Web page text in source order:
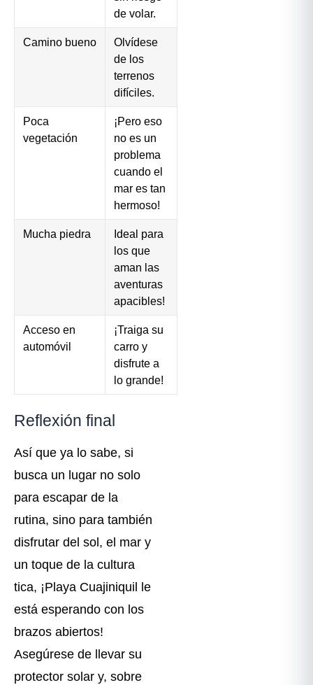
de volar.
Camino bueno
Olvídese
de los
terrenos
difíciles.
Poca
vegetación
¡Pero eso
no es un
problema
cuando el
mar es tan
hermoso!
Mucha piedra
Ideal para
los que
aman las
aventuras
apacibles!
Acceso en
automóvil
¡Traiga su
carro y
disfrute a
lo grande!
Reflexión final
Así que ya lo sabe, si
busca un lugar no solo
para escapar de la
rutina, sino para también
disfrutar del sol, el mar y
un toque de la cultura
tica, ¡Playa Cuajiniquil le
está esperando con los
brazos abiertos!
Asegúrese de llevar su
protector solar y, sobre